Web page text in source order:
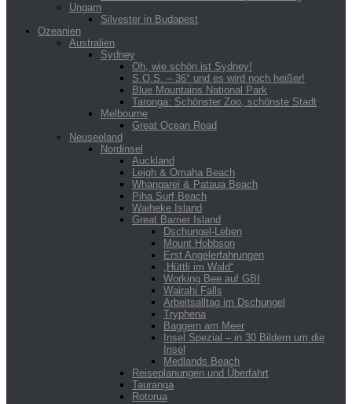
Ungarn
Silvester in Budapest
Ozeanien
Australien
Sydney
Oh, wie schön ist Sydney!
S.O.S. – 36° und es wird noch heißer!
Blue Mountains National Park
Taronga: Schönster Zoo, schönste Stadt
Melbourne
Great Ocean Road
Neuseeland
Nordinsel
Auckland
Leigh & Omaha Beach
Whangarei & Pataua Beach
Piha Surf Beach
Waiheke Island
Great Barrier Island
Dschungel-Leben
Mount Hobbson
Erst Angelerfahrungen
„Hüttli im Wald“
Working Bee auf GBI
Wairahi Falls
Arbeitsalltag im Dschungel
Tryphena
Baggern am Meer
Insel Spezial – in 30 Bildern um die
Insel
Medlands Beach
Reiseplanungen und Überfahrt
Tauranga
Rotorua